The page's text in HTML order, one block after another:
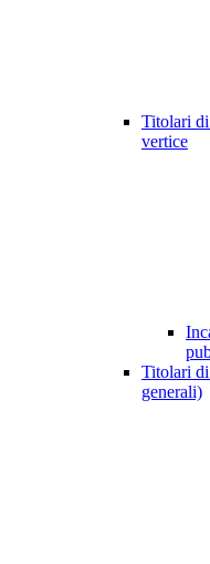
Titolari
vertice
Titolari
generali)